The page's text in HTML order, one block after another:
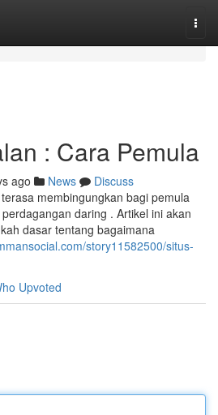
: Cara Pemula
ago News
Discuss
membingungkan bagi pemula
daring . Artikel ini akan
dasar tentang bagaimana
story11582500/situs-
Upvoted